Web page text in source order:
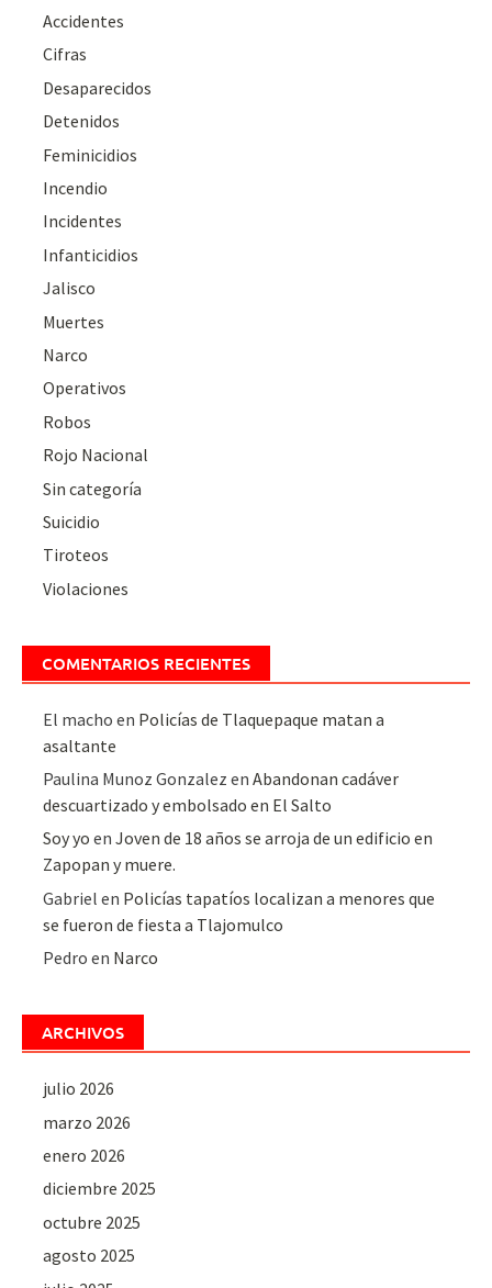
Accidentes
Cifras
Desaparecidos
Detenidos
Feminicidios
Incendio
Incidentes
Infanticidios
Jalisco
Muertes
Narco
Operativos
Robos
Rojo Nacional
Sin categoría
Suicidio
Tiroteos
Violaciones
COMENTARIOS RECIENTES
El macho en Policías de Tlaquepaque matan a
asaltante
Paulina Munoz Gonzalez enAbandonan cadáver
descuartizado y embolsado en El Salto
Soy yo enJoven de 18 años se arroja de un edificio en
Zapopan y muere.
Gabriel en Policías tapatíos localizan a menores que
se fueron de fiesta a Tlajomulco
Pedro en Narco
ARCHIVOS
julio 2026
marzo 2026
enero 2026
diciembre 2025
octubre 2025
agosto 2025